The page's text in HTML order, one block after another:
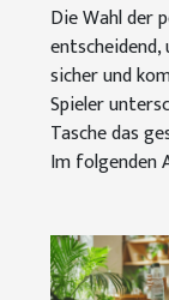
Die Wahl der
entscheidend,
sicher und
Spieler
Tasche das
Im folgenden